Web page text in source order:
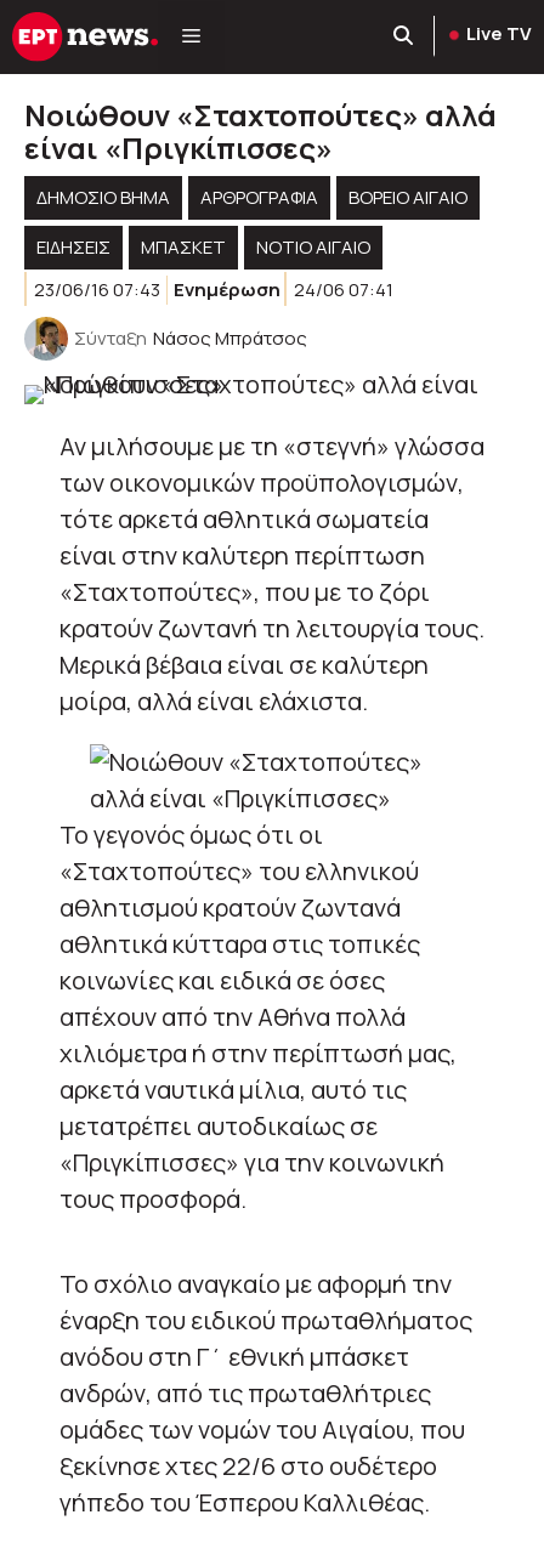
Μετάβαση
σε
Live TV
Νοιώθουν «Σταχτοπούτες» αλλά
είναι «Πριγκίπισσες»
ΔΗΜΟΣΙΟ ΒΗΜΑ ΑΡΘΡΟΓΡΑΦΊΑ
ΒΟΡΕΙΟ ΑΙΓΑΙΟ
ΕΙΔΗΣΕΙΣ
ΜΠΑΣΚΕΤ
ΝΟΤΙΟ ΑΙΓΑΙΟ
23/06/16 07:43
Ενημέρωση 24/06 07:41
Σύνταξη Νάσος Μπράτσος
Αν μιλήσουμε με τη «στεγνή» γλώσσα
των οικονομικών προϋπολογισμών,
τότε αρκετά αθλητικά σωματεία
είναι στην καλύτερη περίπτωση
«Σταχτοπούτες», που με το ζόρι
κρατούν ζωντανή τη λειτουργία τους.
Μερικά βέβαια είναι σε καλύτερη
μοίρα, αλλά είναι ελάχιστα.
Το γεγονός όμως ότι οι
«Σταχτοπούτες» του ελληνικού
αθλητισμού κρατούν ζωντανά
αθλητικά κύτταρα στις τοπικές
κοινωνίες και ειδικά σε όσες
απέχουν από την Αθήνα πολλά
χιλιόμετρα ή στην περίπτωσή μας,
αρκετά ναυτικά μίλια, αυτό τις
μετατρέπει αυτοδικαίως σε
«Πριγκίπισσες» για την κοινωνική
τους προσφορά.
Το σχόλιο αναγκαίο με αφορμή την
έναρξη του ειδικού πρωταθλήματος
ανόδου στη Γ΄ εθνική μπάσκετ
ανδρών, από τις πρωταθλήτριες
ομάδες των νομών του Αιγαίου, που
ξεκίνησε χτες 22/6 στο ουδέτερο
γήπεδο του Έσπερου Καλλιθέας.